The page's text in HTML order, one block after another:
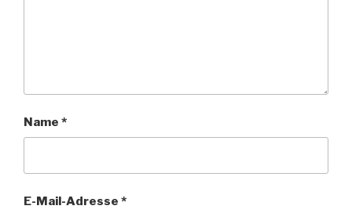
Name *
E-Mail-Adresse *